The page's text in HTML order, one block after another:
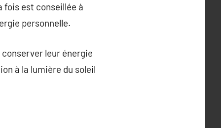
fois est conseillée à
personnelle.
leur énergie
à la lumière du soleil